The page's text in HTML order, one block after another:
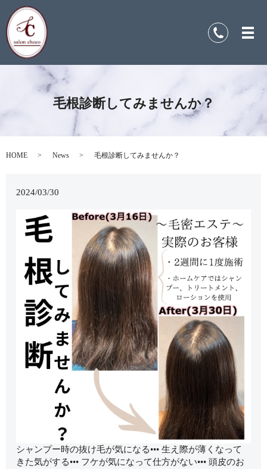
毛根診断してみませんか？
HOME News 毛根診断してみませんか？
2024/03/30
シャンプー時の抜け毛が気になる••• 生え際が薄くなって
きた気がする••• フケが気になって仕方がない••• 頭皮のお